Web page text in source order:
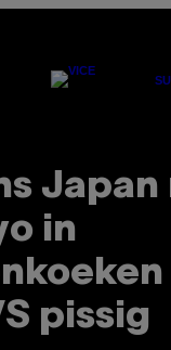
Japan
in
pissig